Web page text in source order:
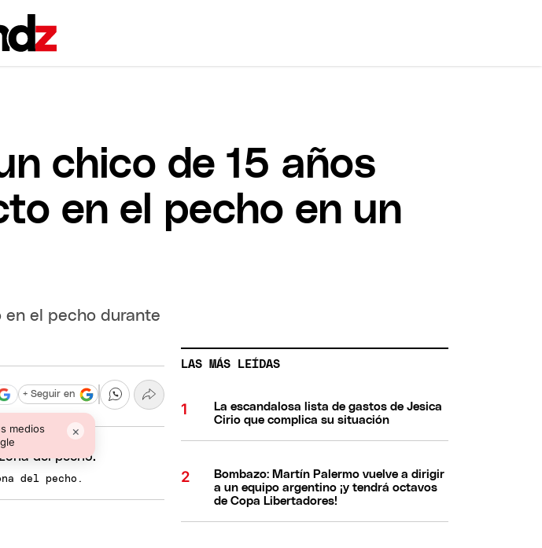
chico de 15 años
en el pecho en un
el pecho durante
medios
×
+ Seguir en
del pecho.
LAS MÁS LEÍDAS
La escandalosa lista de gastos de Jesica
Cirio que complica su situación
Bombazo: Martín Palermo vuelve a dirigir
a un equipo argentino ¡y tendrá octavos
de Copa Libertadores!